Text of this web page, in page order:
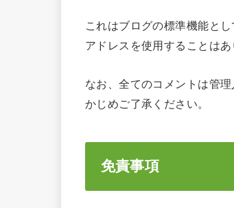
これはブログの標準機能と
アドレスを使用することはあ
なお、全てのコメントは管
かじめご了承ください。
免責事項